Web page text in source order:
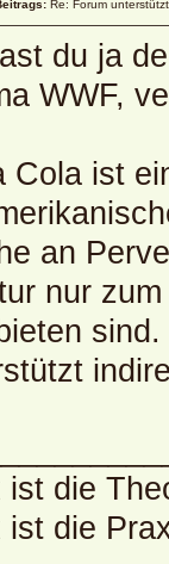
Re: Forum
du ja
WWF,
Cola ist
an
nur
ist die
ist die